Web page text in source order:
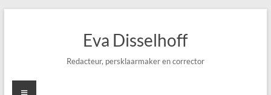
Eva Disselhoff
Redacteur, persklaarmaker en corrector
Menu